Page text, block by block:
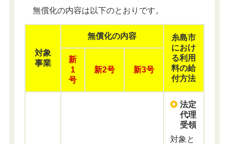
無償化の内容は以下のとおりです。
対象
事業
無償化の内容
糸島市
におけ
る利用
料の給
付方法
新
1
号
新2号 新3号
法定
代理
受領
対象と